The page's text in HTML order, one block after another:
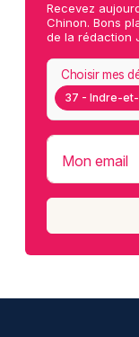
Recevez
Chinon. Bons
de la rédaction
37 - Indre-
Choisir mes
Mon email